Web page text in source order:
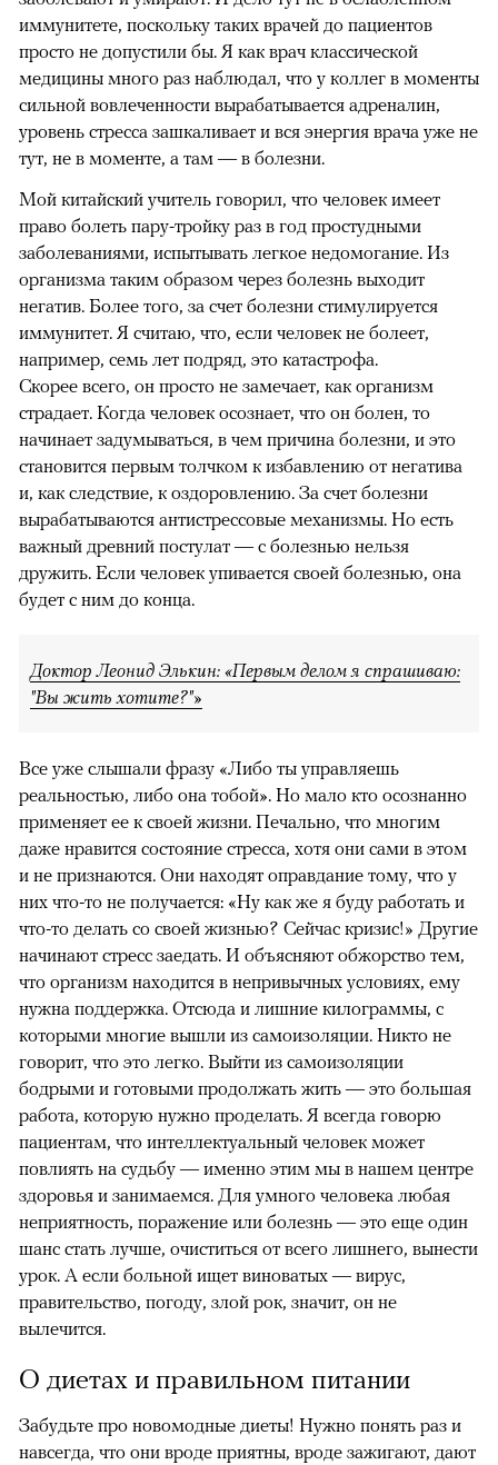
иммунитете, поскольку таких врачей до пациентов
просто не допустили бы. Я как врач классической
медицины много раз наблюдал, что у коллег в моменты
сильной вовлеченности вырабатывается адреналин,
уровень стресса зашкаливает и вся энергия врача уже не
тут, не в моменте, а там — в болезни.
Мой китайский учитель говорил, что человек имеет
право болеть пару-тройку раз в год простудными
заболеваниями, испытывать легкое недомогание. Из
организма таким образом через болезнь выходит
негатив. Более того, за счет болезни стимулируется
иммунитет. Я считаю, что, если человек не болеет,
например, семь лет подряд, это катастрофа.
Скорее всего, он просто не замечает, как организм
страдает. Когда человек осознает, что он болен, то
начинает задумываться, в чем причина болезни, и это
становится первым толчком к избавлению от негатива
и, как следствие, к оздоровлению. За счет болезни
вырабатываются антистрессовые механизмы. Но есть
важный древний постулат — с болезнью нельзя
дружить. Если человек упивается своей болезнью, она
будет с ним до конца.
Доктор Леонид Элькин: «Первым делом я спрашиваю:
"Вы жить хотите?"»
Все уже слышали фразу «Либо ты управляешь
реальностью, либо она тобой». Но мало кто осознанно
применяет ее к своей жизни. Печально, что многим
даже нравится состояние стресса, хотя они сами в этом
и не признаются. Они находят оправдание тому, что у
них что-то не получается: «Ну как же я буду работать и
что-то делать со своей жизнью? Сейчас кризис!» Другие
начинают стресс заедать. И объясняют обжорство тем,
что организм находится в непривычных условиях, ему
нужна поддержка. Отсюда и лишние килограммы, с
которыми многие вышли из самоизоляции. Никто не
говорит, что это легко. Выйти из самоизоляции
бодрыми и готовыми продолжать жить — это большая
работа, которую нужно проделать. Я всегда говорю
пациентам, что интеллектуальный человек может
повлиять на судьбу — именно этим мы в нашем центре
здоровья и занимаемся. Для умного человека любая
неприятность, поражение или болезнь — это еще один
шанс стать лучше, очиститься от всего лишнего, вынести
урок. А если больной ищет виноватых — вирус,
правительство, погоду, злой рок, значит, он не
вылечится.
О диетах и правильном питании
Забудьте про новомодные диеты! Нужно понять раз и
навсегда, что они вроде приятны, вроде зажигают, дают